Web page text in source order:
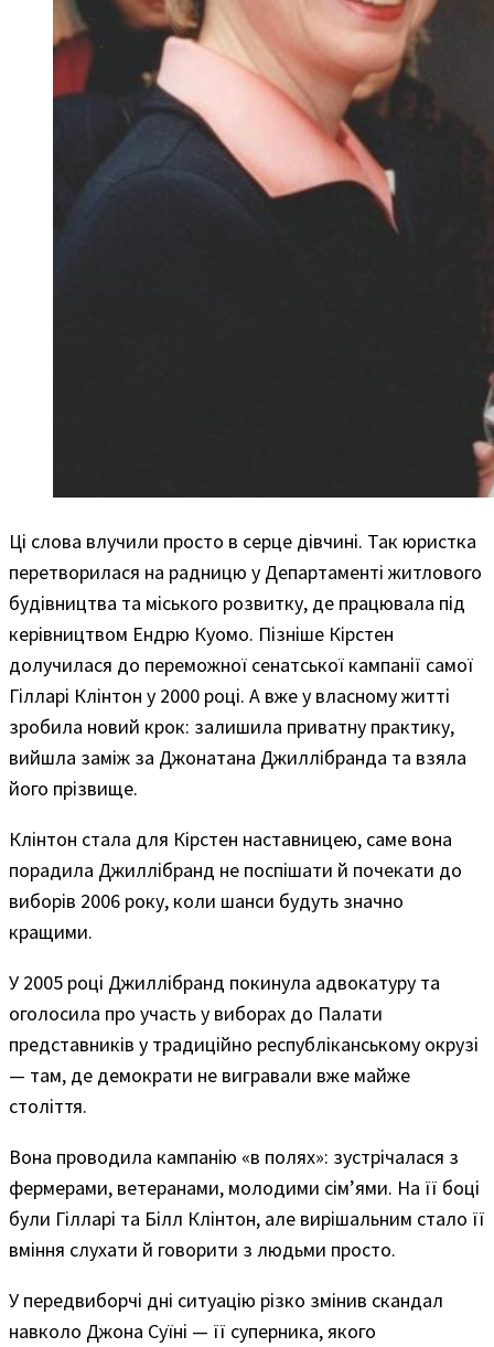
Ці слова влучили просто в серце дівчині. Так юристка
перетворилася на радницю у Департаменті житлового
будівництва та міського розвитку, де працювала під
керівництвом Ендрю Куомо. Пізніше Кірстен
долучилася до переможної сенатської кампанії самої
Гілларі Клінтон у 2000 році. А вже у власному житті
зробила новий крок: залишила приватну практику,
вийшла заміж за Джонатана Джиллібранда та взяла
його прізвище.
Клінтон стала для Кірстен наставницею, саме вона
порадила Джиллібранд не поспішати й почекати до
виборів 2006 року, коли шанси будуть значно
кращими.
У 2005 році Джиллібранд покинула адвокатуру та
оголосила про участь у виборах до Палати
представників у традиційно республіканському окрузі
— там, де демократи не вигравали вже майже
століття.
Вона проводила кампанію «в полях»: зустрічалася з
фермерами, ветеранами, молодими сім’ями. На її боці
були Гілларі та Білл Клінтон, але вирішальним стало її
вміння слухати й говорити з людьми просто.
У передвиборчі дні ситуацію різко змінив скандал
навколо Джона Суїні — її суперника, якого